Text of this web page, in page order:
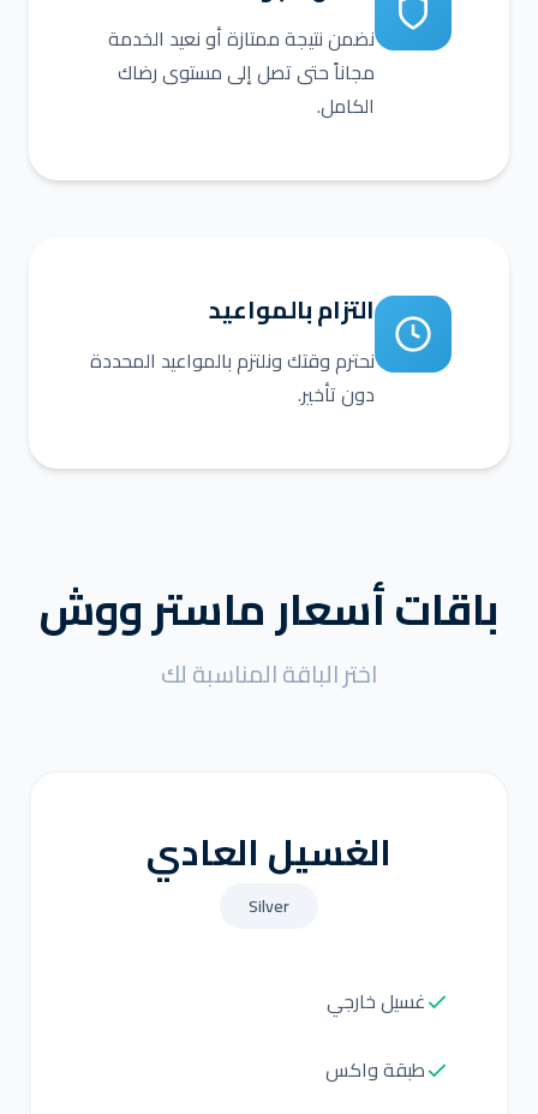
نضمن نتيجة ممتازة أو نعيد الخدمة
مجاناً حتى تصل إلى مستوى رضاك
الكامل.
التزام بالمواعيد
نحترم وقتك ونلتزم بالمواعيد المحددة
دون تأخير.
باقات أسعار ماستر ووش
اختر الباقة المناسبة لك
الغسيل العادي
Silver
غسيل خارجي
طبقة واكس